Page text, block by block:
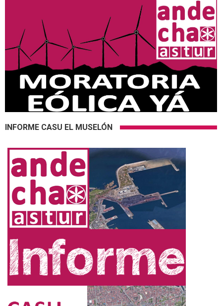
INFORME CASU EL MUSELÓN